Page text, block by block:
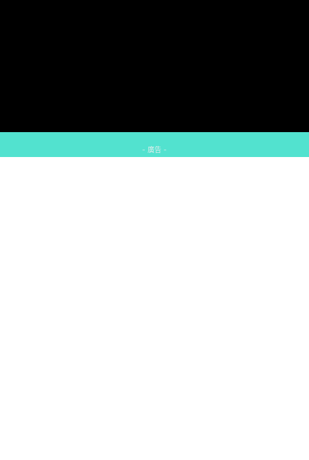
- 廣告 -